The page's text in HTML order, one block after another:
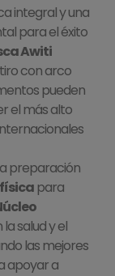
integral y una
para el éxito
Awiti
con arco
pueden
el más alto
preparación
para
salud y el
las mejores
apoyar a